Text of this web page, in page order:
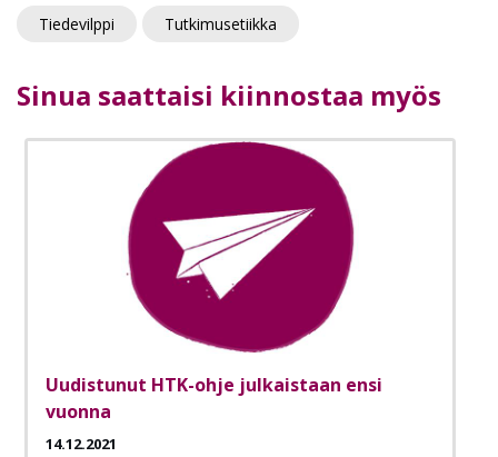
Tiedevilppi Tutkimusetiikka
Sinua saattaisi kiinnostaa myös
Uudistunut HTK-ohje julkaistaan ensi
vuonna
14.12.2021